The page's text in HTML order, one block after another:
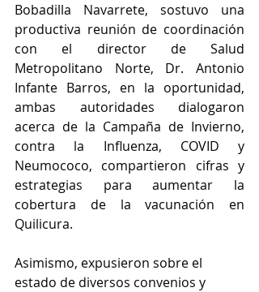
Bobadilla Navarrete, sostuvo una
productiva reunión de coordinación
con el director de Salud
Metropolitano Norte, Dr. Antonio
Infante Barros, en la oportunidad,
ambas autoridades dialogaron
acerca de la Campaña de Invierno,
contra la Influenza, COVID y
Neumococo, compartieron cifras y
estrategias para aumentar la
cobertura de la vacunación en
Quilicura.
Asimismo, expusieron sobre el
estado de diversos convenios y